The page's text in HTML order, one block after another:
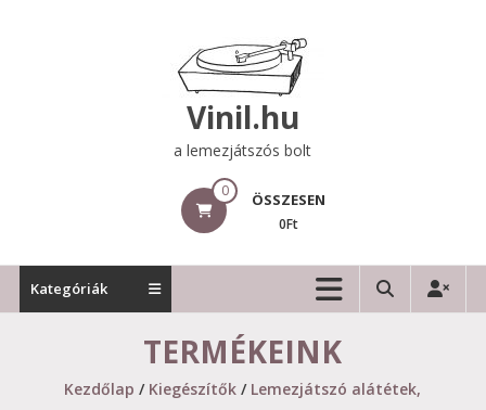
Vinil.hu
a lemezjátszós bolt
0 ÖSSZESEN
0Ft
Kategóriák
TERMÉKEINK
Kezdőlap / Kiegészítők / Lemezjátszó alátétek,